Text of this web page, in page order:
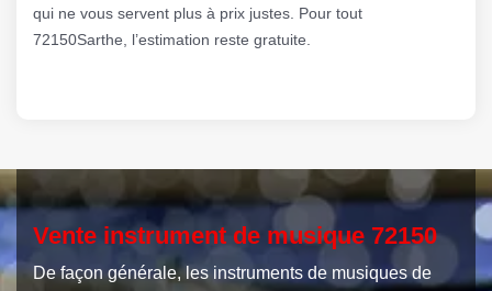
qui ne vous servent plus à prix justes. Pour tout
72150Sarthe, l’estimation reste gratuite.
Vente instrument de musique 72150
De façon générale, les instruments de musiques de